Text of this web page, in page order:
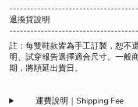
退換貨說明
註：每雙鞋款皆為手工訂製，恕不
明、試穿報告選擇適合尺寸。一般
期，將順延出貨日。
運費說明｜Shipping Fee